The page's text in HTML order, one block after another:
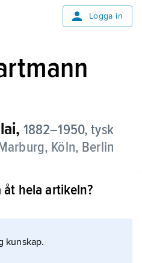
Logga in
1882–1950, tysk
Köln, Berlin
Scheler). Han skrev
hela artikeln?
kunskap.